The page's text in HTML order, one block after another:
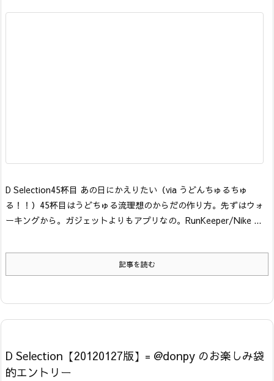
D Selection45杯目 あの日にかえりたい （via うどんちゅるちゅ
る！！） 45杯目はうどちゅる流理想のからだの作り方。先ずはウォ
ーキングから。ガジェットよりもアプリなの。RunKeeper/Nike ...
記事を読む
D Selection【20120127版】= @donpy のお楽しみ袋
的エントリー